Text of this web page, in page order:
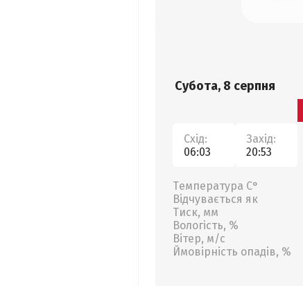
Субота, 8 серпня
Схід:
06:03
Захід:
20:53
Температура С°
Відчувається як
Тиск, мм
Вологість, %
Вітер, м/с
Ймовірність опадів, %